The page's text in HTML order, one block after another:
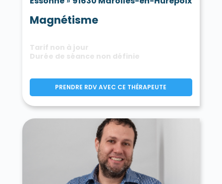
Magnétisme
Tarif non à jour
Durée de séance non définie
PRENDRE RDV AVEC CE THÉRAPEUTE